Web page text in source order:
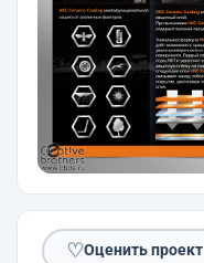
♡Оценить проект